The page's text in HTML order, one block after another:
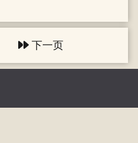
下一页